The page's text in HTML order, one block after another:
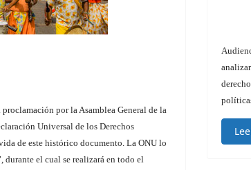
por la Asamblea General de la
Universal de los Derechos
de este histórico documento. La ONU lo
durante el cual se realizará en todo el